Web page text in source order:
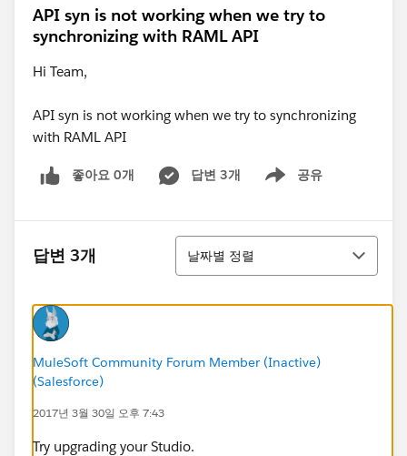
API syn is not working when we try to
synchronizing with RAML API
Hi Team,
API syn is not working when we try to synchronizing
with RAML API
좋아요 0개 답변 3개 공유
Show menu
답변 3개
정렬
날짜별 정렬
MuleSoft Community Forum Member (Inactive)
(Salesforce)
2017년 3월 30일 오후 7:43
Try upgrading your Studio.